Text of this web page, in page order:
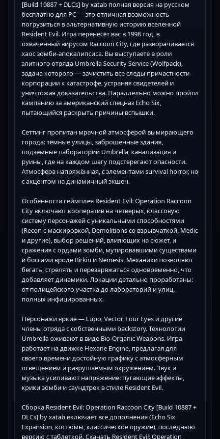
[Build 10887 + DLCs] by xatab полная версия на русском
бесплатно для PC — это отличная возможность
погрузиться в альтернативную историю вселенной
Resident Evil. Игра перенесёт вас в 1998 год, в
охваченный вирусом Raccoon City, где разворачивается
хаос зомби-апокалипсиса. Вы выступаете в роли
элитного отряда Umbrella Security Service (Wolfpack),
задача которого — зачистить все следы причастности
корпорации к катастрофе, устраняя свидетелей и
уничтожая доказательства. Параллельно можно пройти
кампанию за американский спецназ Echo Six,
пытающийся раскрыть причины вспышки.
Сеттинг пропитан мрачной атмосферой вымирающего
города: тёмные улицы, заброшенные здания,
подземные лаборатории Umbrella, канализация и
руины, где на каждом шагу подстерегают опасности.
Атмосфера напряжённая, с элементами survival horror, но
с акцентом на динамичный экшен.
Особенности геймплея Resident Evil: Operation Raccoon
City включают кооператив на четверых, классовую
систему персонажей с уникальными способностями
(Recon с маскировкой, Demolitions со взрывчаткой, Medic
и другие), выбор решений, влияющих на сюжет, и
сражения с ордами зомби, мутировавшими существами
и боссами вроде Birkin и Nemesis. Механики позволяют
бегать, стрелять и перезаряжаться одновременно, что
добавляет динамики. Локации детально проработаны:
от полицейского участка до лабораторий и улиц,
полных инфицированных.
Персонажи яркие — Lupo, Vector, Four Eyes и другие
члены отряда с собственными backstory. Технологии
Umbrella оживают в виде Bio-Organic Weapons. Игра
работает на движке Hexane Engine, предлагая для
своего времени достойную графику с атмосферным
освещением и разрушаемым окружением. Звук и
музыка усиливают напряжение: пугающие эффекты,
крики зомби и саундтрек в стиле Resident Evil.
Сборка Resident Evil: Operation Raccoon City [Build 10887 +
DLCs] by xatab включает все дополнения (Echo Six
Expansion, костюмы, классическое оружие), последнюю
версию с таблеткой. Скачать Resident Evil: Operation